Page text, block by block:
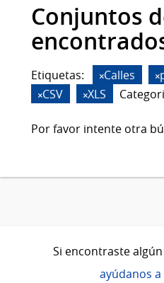
Conjuntos
Etiquetas: Calles
CSV
XLS
Por favor intente otra
Si encontraste
ayúdanos